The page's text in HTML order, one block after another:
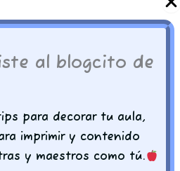
al blogcito de
para decorar tu aula,
imprimir y contenido
y maestros como tú.
PDF (no editable)
cualquier tipo de papel
archivos están listos
de 19 x 13 pulgadas